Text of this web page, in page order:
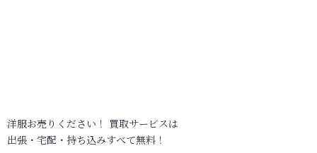
洋服お売りください！ 買取サービスは
出張・宅配・持ち込みすべて無料！